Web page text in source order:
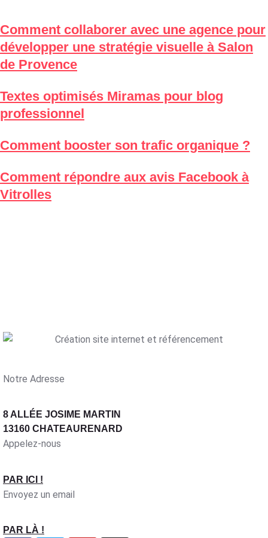
Comment collaborer avec une agence pour
développer une stratégie visuelle à Salon
de Provence
Textes optimisés Miramas pour blog
professionnel
Comment booster son trafic organique ?
Comment répondre aux avis Facebook à
Vitrolles
Notre Adresse
8 ALLÉE JOSIME MARTIN
13160 CHATEAURENARD
Appelez-nous
PAR ICI !
Envoyez un email
PAR LÀ !